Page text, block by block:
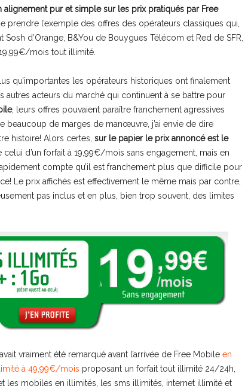
alignement pur et simple sur les prix pratiqués par Free
prendre l’exemple des offres des opérateurs classiques qui,
d’Orange, B&You de Bouygues Télécom et Red de SFR,
mois tout illimité.
qu’importantes les opérateurs historiques ont finalement
autres acteurs du marché qui continuent à se battre pour
, leurs offres pouvaient paraître franchement agressives
beaucoup de marges de manœuvre, j’ai envie de dire
histoire! Alors certes, sur le papier le prix annoncé est le
celui d’un forfait à 19,99€/mois sans engagement, mais en
compte qu’il est franchement plus que difficile pour
Le prix affichés est effectivement le même mais par contre,
pas inclus et en plus, bien trop souvent, des limites
vraiment été remarqué avant l’arrivée de Free Mobile en
à 49,99€/mois proposant un forfait tout illimité 24/24h,
les mobiles en illimités, les sms illimités, internet illimité et